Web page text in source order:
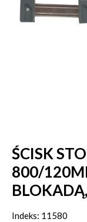
ŚCISK
800/
Indeks: 11580